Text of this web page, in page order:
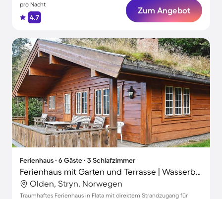
pro Nacht
4.7
Zum Angebot
Ferienhaus ∙ 6 Gäste ∙ 3 Schlafzimmer
Ferienhaus mit Garten und Terrasse | Wasserblick
Olden, Stryn, Norwegen
Traumhaftes Ferienhaus in Flata mit direktem Strandzugang für